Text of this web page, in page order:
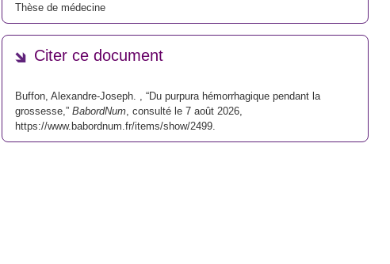
Thèse de médecine
Citer ce document
Buffon, Alexandre-Joseph. , “Du purpura hémorrhagique pendant la
grossesse,” BabordNum, consulté le 7 août 2026,
https://www.babordnum.fr/items/show/2499.